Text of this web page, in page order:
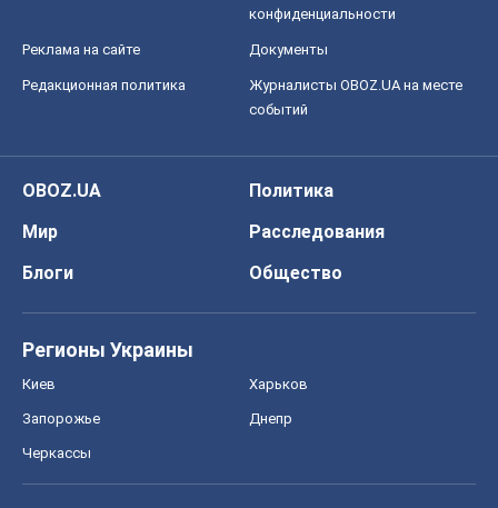
конфиденциальности
Реклама на сайте Документы
Редакционная политика
Журналисты OBOZ.UA на месте
событий
OBOZ.UA
Политика
Мир
Расследования
Блоги
Общество
Регионы Украины
Киев Харьков
Запорожье Днепр
Черкассы